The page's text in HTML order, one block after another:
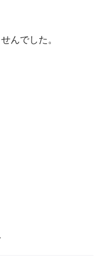
んでした。